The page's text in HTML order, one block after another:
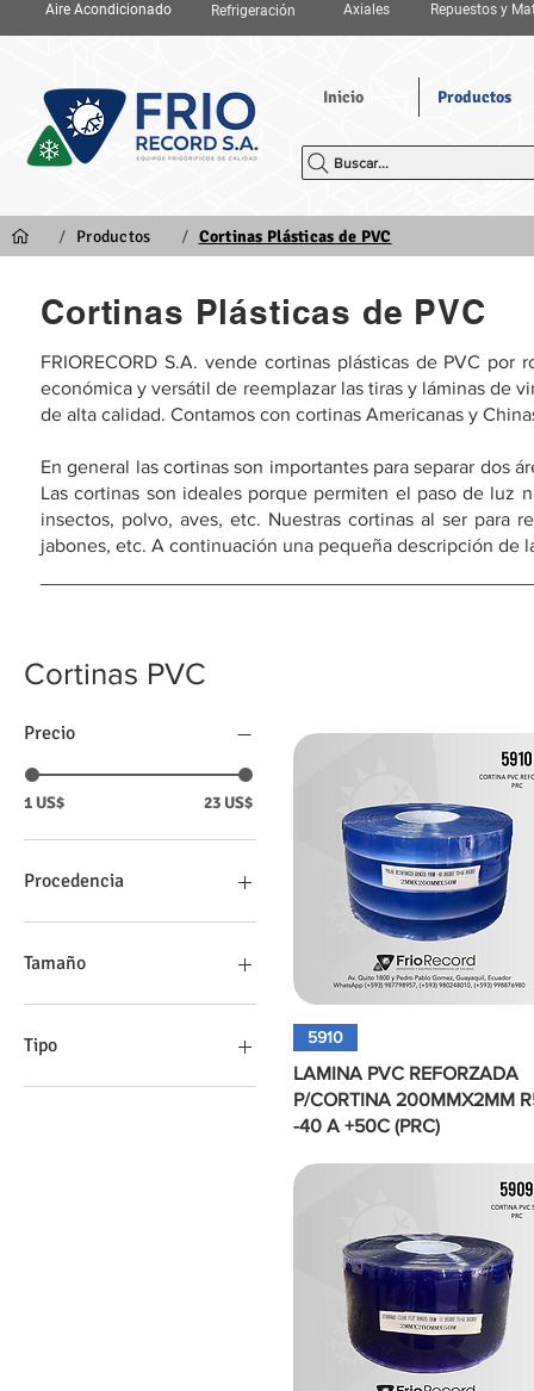
Aire Acondicionado Refrigeración Axiales Repuestos y
Inicio Productos
Buscar...
/ Productos / Cortinas Plásticas de PVC
Cortinas Plásticas de PVC
FRIORECORD S.A. vende cortinas plásticas de PVC
económica y versátil de reemplazar las tiras y láminas de
de alta calidad. Contamos con cortinas Americanas y
En general las cortinas son importantes para separar dos
Las cortinas son ideales porque permiten el paso de luz
insectos, polvo, aves, etc. Nuestras cortinas al ser para
jabones, etc. A continuación una pequeña descripción de
Cortinas PVC
Precio
1 US$ 23 US$
Procedencia
China
USA
Tamaño
200 mm
300 mm
Tipo
Estándar
5910
LAMINA PVC REFORZADA
P/CORTINA 200MMX2MM
-40 A +50C (PRC)